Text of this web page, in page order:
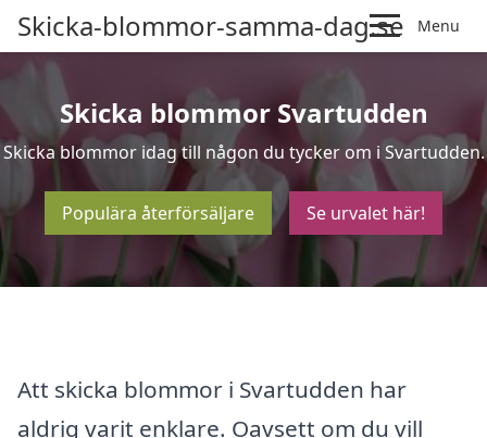
Skicka-blommor-samma-dag.se Menu
Skicka blommor Svartudden
Skicka blommor idag till någon du tycker om i Svartudden.
Populära återförsäljare Se urvalet här!
Att skicka blommor i Svartudden har
aldrig varit enklare. Oavsett om du vill